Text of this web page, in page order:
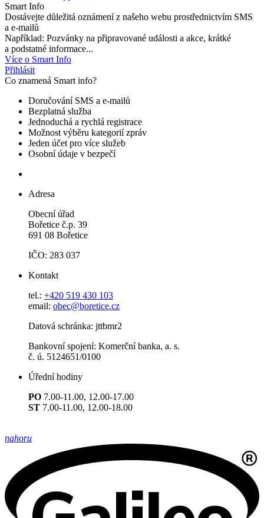
Smart Info
Dostávejte důležitá oznámení z našeho webu prostřednictvím SMS
a e-mailů
Například: Pozvánky na připravované události a akce, krátké
a podstatné informace...
Více o Smart Info
Přihlásit
Co znamená Smart info?
Doručování SMS a e-mailů
Bezplatná služba
Jednoduchá a rychlá registrace
Možnost výběru kategorií zpráv
Jeden účet pro více služeb
Osobní údaje v bezpečí
Adresa
Obecní úřad
Bořetice č.p. 39
691 08 Bořetice
IČO: 283 037
Kontakt
tel.: +420 519 430 103
email: obec@boretice.cz
Datová schránka: jttbmr2
Bankovní spojení: Komerční banka, a. s.
č. ú. 5124651/0100
Úřední hodiny
PO 7.00-11.00, 12.00-17.00
ST 7.00-11.00, 12.00-18.00
nahoru